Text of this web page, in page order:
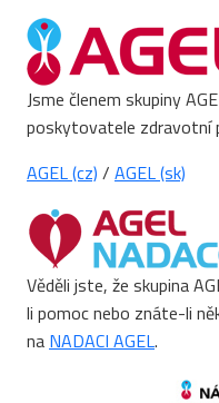
Jsme členem skupiny
poskytovatele zdravotní
AGEL (cz) / AGEL (sk)
Věděli jste, že skupina
li pomoc nebo znáte-li
na NADACI AGEL.